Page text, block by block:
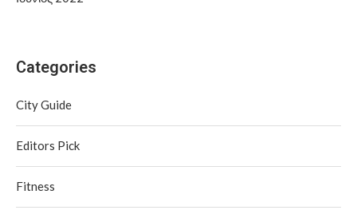
Categories
City Guide
Editors Pick
Fitness